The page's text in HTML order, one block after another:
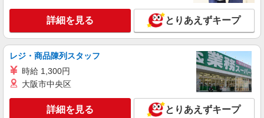
時給1300円
東京都渋谷区広尾5-6-6広尾プラザ内
キープ 詳細を見る
アルバイト パート
ケンタッキーフライドチキン 幡ヶ谷南口
カウンター・キッチンスタッフ
詳細を見る とりあえずキープ
レジ・商品陳列スタッフ
時給 1,300円
大阪市中央区
詳細を見る とりあえずキープ